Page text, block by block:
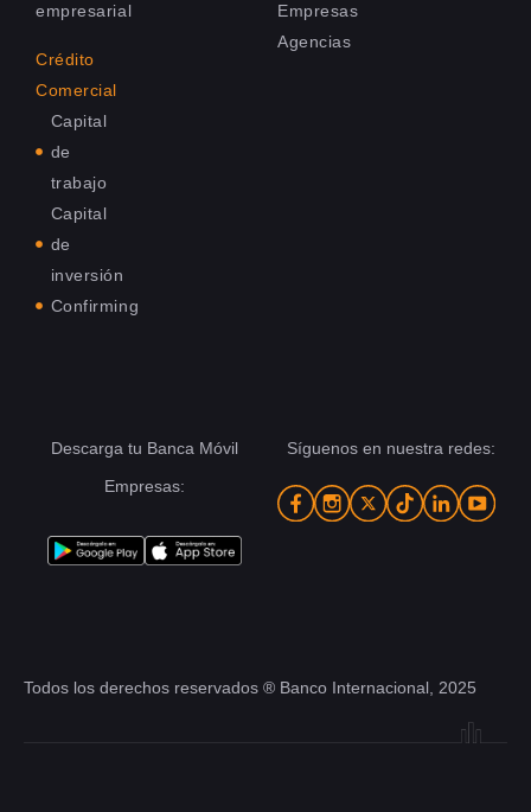
empresarial
Crédito
Comercial
Capital
de
trabajo
Capital
de
inversión
Confirming
Empresas
Agencias
Descarga tu Banca Móvil
Empresas:
Síguenos en nuestra redes:
Todos los derechos reservados ® Banco Internacional, 2025